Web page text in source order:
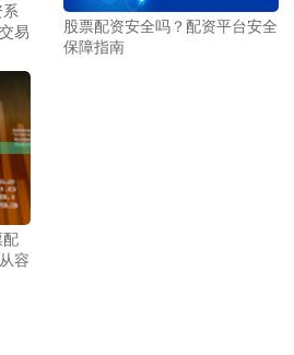
易
股票配资安全吗？配资平台安全
保障指南
容